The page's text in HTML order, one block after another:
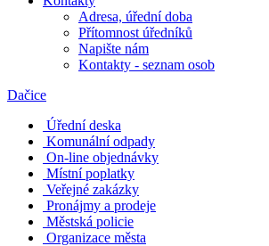
Adresa, úřední doba
Přítomnost úředníků
Napište nám
Kontakty - seznam osob
Dačice
Úřední deska
Komunální odpady
On-line objednávky
Místní poplatky
Veřejné zakázky
Pronájmy a prodeje
Městská policie
Organizace města